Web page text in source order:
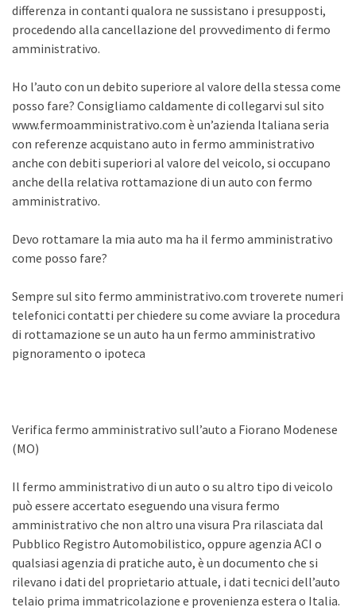
differenza in contanti qualora ne sussistano i presupposti,
procedendo alla cancellazione del provvedimento di fermo
amministrativo.
Ho l’auto con un debito superiore al valore della stessa come
posso fare? Consigliamo caldamente di collegarvi sul sito
www.fermoamministrativo.com è un’azienda Italiana seria
con referenze acquistano auto in fermo amministrativo
anche con debiti superiori al valore del veicolo, si occupano
anche della relativa rottamazione di un auto con fermo
amministrativo.
Devo rottamare la mia auto ma ha il fermo amministrativo
come posso fare?
Sempre sul sito fermo amministrativo.com troverete numeri
telefonici contatti per chiedere su come avviare la procedura
di rottamazione se un auto ha un fermo amministrativo
pignoramento o ipoteca
Verifica fermo amministrativo sull’auto a Fiorano Modenese
(MO)
Il fermo amministrativo di un auto o su altro tipo di veicolo
può essere accertato eseguendo una visura fermo
amministrativo che non altro una visura Pra rilasciata dal
Pubblico Registro Automobilistico, oppure agenzia ACI o
qualsiasi agenzia di pratiche auto, è un documento che si
rilevano i dati del proprietario attuale, i dati tecnici dell’auto
telaio prima immatricolazione e provenienza estera o Italia.